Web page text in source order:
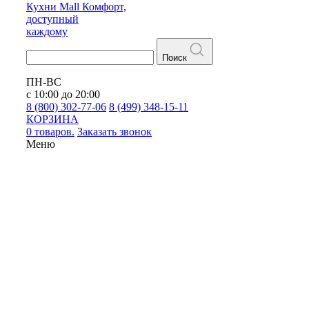
Кухни Mall Комфорт,
доступный
каждому
Поиск
ПН-ВС
с 10:00 до 20:00
8 (800) 302-77-06 8 (499) 348-15-11
КОРЗИНА
0 товаров. Заказать звонок
Меню